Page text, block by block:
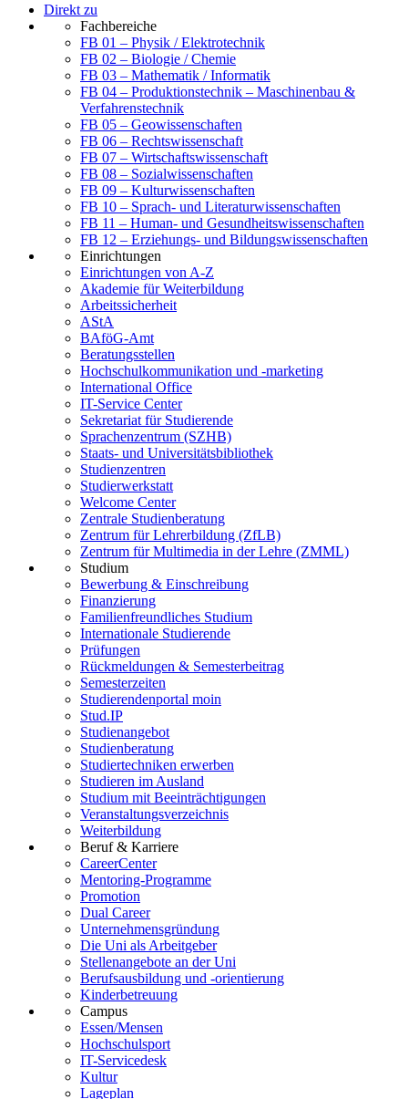
Direkt zu
Fachbereiche
FB 01 – Physik / Elektrotechnik
FB 02 – Biologie / Chemie
FB 03 – Mathematik / Informatik
FB 04 – Produktionstechnik – Maschinenbau &
Verfahrenstechnik
FB 05 – Geowissenschaften
FB 06 – Rechtswissenschaft
FB 07 – Wirtschaftswissenschaft
FB 08 – Sozialwissenschaften
FB 09 – Kulturwissenschaften
FB 10 – Sprach- und Literaturwissenschaften
FB 11 – Human- und Gesundheitswissenschaften
FB 12 – Erziehungs- und Bildungswissenschaften
Einrichtungen
Einrichtungen von A-Z
Akademie für Weiterbildung
Arbeitssicherheit
AStA
BAföG-Amt
Beratungsstellen
Hochschulkommunikation und -marketing
International Office
IT-Service Center
Sekretariat für Studierende
Sprachenzentrum (SZHB)
Staats- und Universitätsbibliothek
Studienzentren
Studierwerkstatt
Welcome Center
Zentrale Studienberatung
Zentrum für Lehrerbildung (ZfLB)
Zentrum für Multimedia in der Lehre (ZMML)
Studium
Bewerbung & Einschreibung
Finanzierung
Familienfreundliches Studium
Internationale Studierende
Prüfungen
Rückmeldungen & Semesterbeitrag
Semesterzeiten
Studierendenportal moin
Stud.IP
Studienangebot
Studienberatung
Studiertechniken erwerben
Studieren im Ausland
Studium mit Beeinträchtigungen
Veranstaltungsverzeichnis
Weiterbildung
Beruf & Karriere
CareerCenter
Mentoring-Programme
Promotion
Dual Career
Unternehmensgründung
Die Uni als Arbeitgeber
Stellenangebote an der Uni
Berufsausbildung und -orientierung
Kinderbetreuung
Campus
Essen/Mensen
Hochschulsport
IT-Servicedesk
Kultur
Lageplan